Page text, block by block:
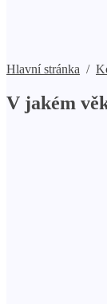
Hlavní stránka /
V jakém